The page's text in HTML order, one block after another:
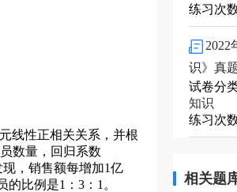
线性正相关关系，并根
数量，回归系数
现，销售额每增加1亿
比例是1：3：1。
练习次
2022
识》真
试卷分
知识
练习次
相关题